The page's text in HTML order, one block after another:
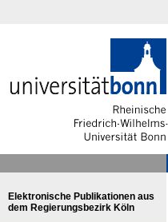
Elektronische Publikationen aus
dem Regierungsbezirk Köln